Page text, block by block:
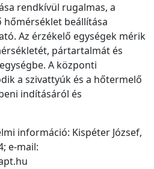
rendkívül rugalmas, a
beállítása
Az érzékelő egységek mérik
pártartalmát és
A központi
a szivattyúk és a hőtermelő
indításáról és
információ: Kispéter József,
e-mail: